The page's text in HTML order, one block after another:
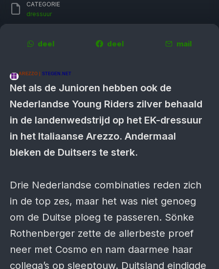
CATEGORIE
dressuur
deel deel mail
AREZZO | STEGEN.NET
Net als de Junioren hebben ook de
Nederlandse Young Riders zilver behaald
in de landenwedstrijd op het EK-dressuur
in het Italiaanse Arezzo. Andermaal
bleken de Duitsers te sterk.
Drie Nederlandse combinaties reden zich
in de top zes, maar het was niet genoeg
om de Duitse ploeg te passeren. Sönke
Rothenberger zette de allerbeste proef
neer met Cosmo en nam daarmee haar
collega’s op sleeptouw. Duitsland eindigde